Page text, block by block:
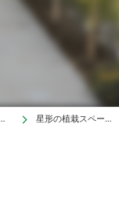
星形の植栽スペース☆